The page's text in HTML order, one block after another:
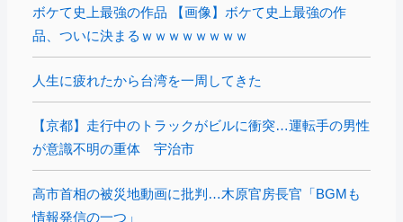
ボケて史上最強の作品 【画像】ボケて史上最強の作
品、ついに決まるｗｗｗｗｗｗｗｗ
人生に疲れたから台湾を一周してきた
【京都】走行中のトラックがビルに衝突…運転手の男性
が意識不明の重体 宇治市
高市首相の被災地動画に批判…木原官房長官「BGMも
情報発信の一つ」